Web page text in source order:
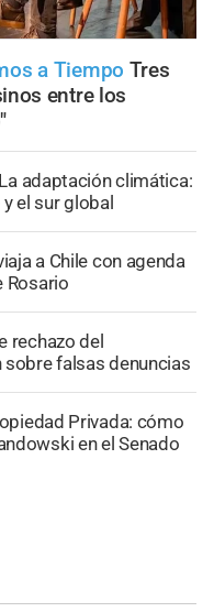
a Tiempo Tres
entre los
La adaptación climática:
el sur global
a Chile con agenda
Rosario
rechazo del
falsas denuncias
Privada: cómo
en el Senado